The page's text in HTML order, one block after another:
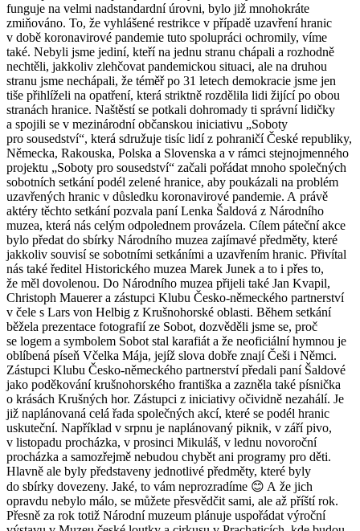
funguje na velmi nadstandardní úrovni, bylo již mnohokráte
zmiňováno. To, že vyhlášené restrikce v případě uzavření hranic
v době koronavirové pandemie tuto spolupráci ochromily, víme
také. Nebyli jsme jediní, kteří na jednu stranu chápali a rozhodně
nechtěli, jakkoliv zlehčovat pandemickou situaci, ale na druhou
stranu jsme nechápali, že téměř po 31 letech demokracie jsme jen
tiše přihlíželi na opatření, která striktně rozdělila lidi žijící po obou
stranách hranice. Naštěstí se potkali dohromady ti správní lidičky
a spojili se v mezinárodní občanskou iniciativu „Soboty
pro sousedství“, která sdružuje tisíc lidí z pohraničí České republiky,
Německa, Rakouska, Polska a Slovenska a v rámci stejnojmenného
projektu „Soboty pro sousedství“ začali pořádat mnoho společných
sobotních setkání podél zelené hranice, aby poukázali na problém
uzavřených hranic v důsledku koronavirové pandemie. A právě
aktéry těchto setkání pozvala paní Lenka Šaldová z Národního
muzea, která nás celým odpolednem provázela. Cílem páteční akce
bylo předat do sbírky Národního muzea zajímavé předměty, které
jakkoliv souvisí se sobotními setkáními a uzavřením hranic. Přivítal
nás také ředitel Historického muzea Marek Junek a to i přes to,
že měl dovolenou. Do Národního muzea přijeli také Jan Kvapil,
Christoph Mauerer a zástupci Klubu Česko-německého partnerství
v čele s Lars von Helbig z Krušnohorské oblasti. Během setkání
běžela prezentace fotografií ze Sobot, dozvěděli jsme se, proč
se logem a symbolem Sobot stal karafiát a že neoficiální hymnou je
oblíbená píseň Včelka Mája, jejíž slova dobře znají Češi i Němci.
Zástupci Klubu Česko-německého partnerství předali paní Šaldové
jako poděkování krušnohorského františka a zazněla také písnička
o krásách Krušných hor. Zástupci z iniciativy očividně nezahálí. Je
již naplánovaná celá řada společných akcí, které se podél hranic
uskuteční. Například v srpnu je naplánovaný piknik, v září pivo,
v listopadu procházka, v prosinci Mikuláš, v lednu novoroční
procházka a samozřejmě nebudou chybět ani programy pro děti.
Hlavně ale byly představeny jednotlivé předměty, které byly
do sbírky dovezeny. Jaké, to vám neprozradíme 😊 A že jich
opravdu nebylo málo, se můžete přesvědčit sami, ale až příští rok.
Přesně za rok totiž Národní muzeum plánuje uspořádat výroční